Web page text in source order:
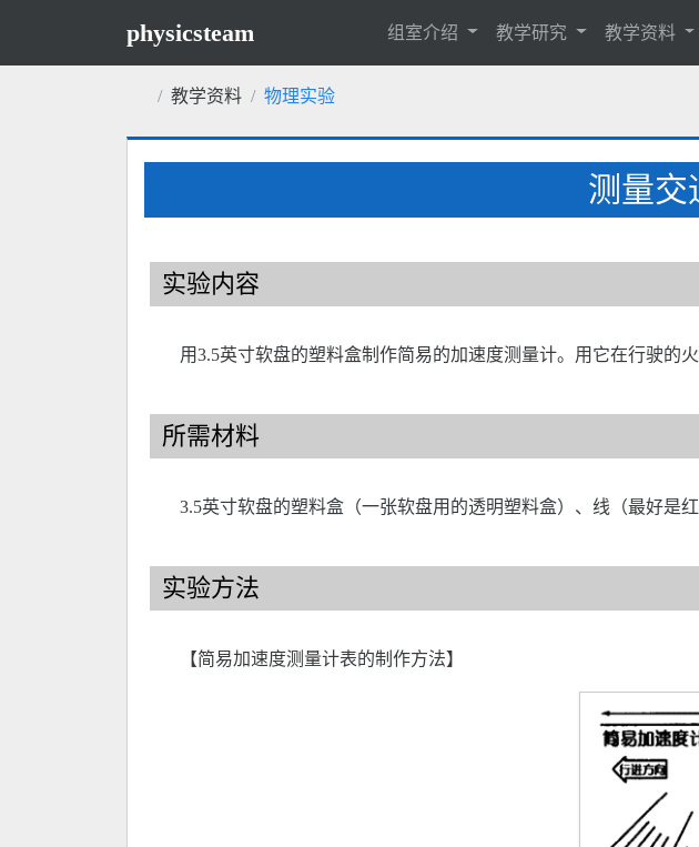
physicsteam 组室介绍 教学研究 教学资料
教学资料 物理实验
测量交
实验内容
用3.5英寸软盘的塑料盒制作简易的加速度测量计。用它在行驶的
所需材料
3.5英寸软盘的塑料盒（一张软盘用的透明塑料盒）、线（最好是
实验方法
【简易加速度测量计表的制作方法】